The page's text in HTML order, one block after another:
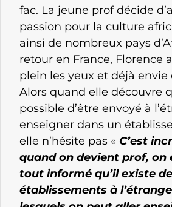
fac. La jeune prof décide
passion pour la culture
ainsi de nombreux pays
retour en France, Florence
plein les yeux et déjà envie
Alors quand elle découvre
possible d’être envoyé à
enseigner dans un
elle n’hésite pas « C’est
quand on devient prof, on
tout informé qu’il existe
établissements à